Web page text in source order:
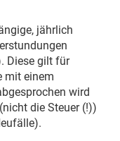
jährlich
Diese gilt für
mit einem
wird
die Steuer (!))